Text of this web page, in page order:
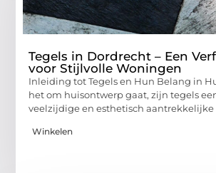
Tegels in Dordrecht – Een
voor Stijlvolle Woningen
Inleiding tot Tegels en Hun Belang in
het om huisontwerp gaat, zijn tegels
veelzijdige en esthetisch
Winkelen